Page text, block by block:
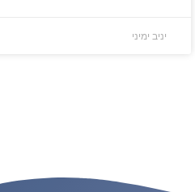
יניב ימיני